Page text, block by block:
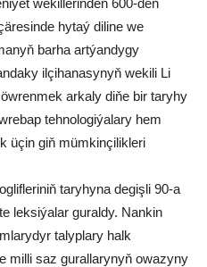
wekillerinden 600-den
hytaý diline we
barha artýandygy
ilçihanasynyň wekili Li
arkaly diňe bir taryhy
tehnologiýalary hem
üçin giň mümkinçilikleri
taryhyna degişli 90-a
leksiýalar guraldy. Nankin
talyplary halk
milli saz gurallarynyň owazyny